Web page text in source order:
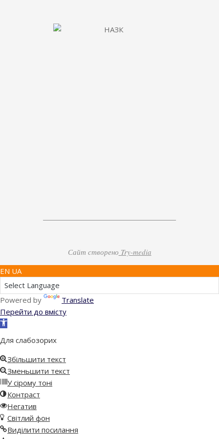
Сайт створено Try-media
EN UA
Powered by
Translate
Перейти до вмісту
Відкрити
інструментів
Для слабозорих
Збільшити текст
Зменьшити текст
У сірому тоні
Контраст
Негатив
Світлий фон
Виділити посилання